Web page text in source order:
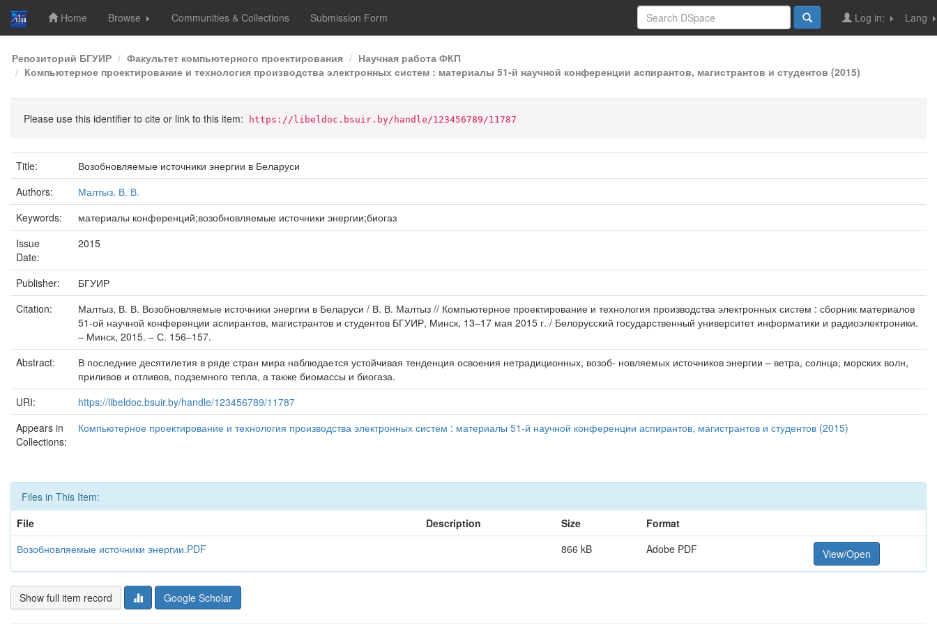
Skip
navigation
Home Browse Communities & Collections Submission Form Lang
Log in:
Репозиторий БГУИР Факультет компьютерного проектирования
Научная работа ФКП
Компьютерное проектирование и технология производства электронных систем : материалы 51-й научной конференции аспирантов, магистрантов и студентов (2015)
Please use this identifier to cite or link to this item: https://libeldoc.bsuir.by/handle/123456789/11787
Title:
Возобновляемые источники энергии в Беларуси
Authors:
Малтыз, В. В.
Keywords:
материалы конференций;возобновляемые источники энергии;биогаз
Issue
Date:
2015
Publisher:
БГУИР
Citation:
Малтыз, В. В. Возобновляемые источники энергии в Беларуси / В. В. Малтыз // Компьютерное проектирование и технология производства электронных систем : сборник материалов
51-ой научной конференции аспирантов, магистрантов и студентов БГУИР, Минск, 13–17 мая 2015 г. / Белорусский государственный университет информатики и радиоэлектроники.
– Минск, 2015. – С. 156–157.
Abstract:
В последние десятилетия в ряде стран мира наблюдается устойчивая тенденция освоения нетрадиционных, возоб- новляемых источников энергии – ветра, солнца, морских волн,
приливов и отливов, подземного тепла, а также биомассы и биогаза.
URI:
https://libeldoc.bsuir.by/handle/123456789/11787
Appears in
Collections:
Компьютерное проектирование и технология производства электронных систем : материалы 51-й научной конференции аспирантов, магистрантов и студентов (2015)
Files in This Item:
File
Description Size
Format
Возобновляемые источники энергии.PDF
866 kB Adobe PDF View/Open
Show full item record Google Scholar